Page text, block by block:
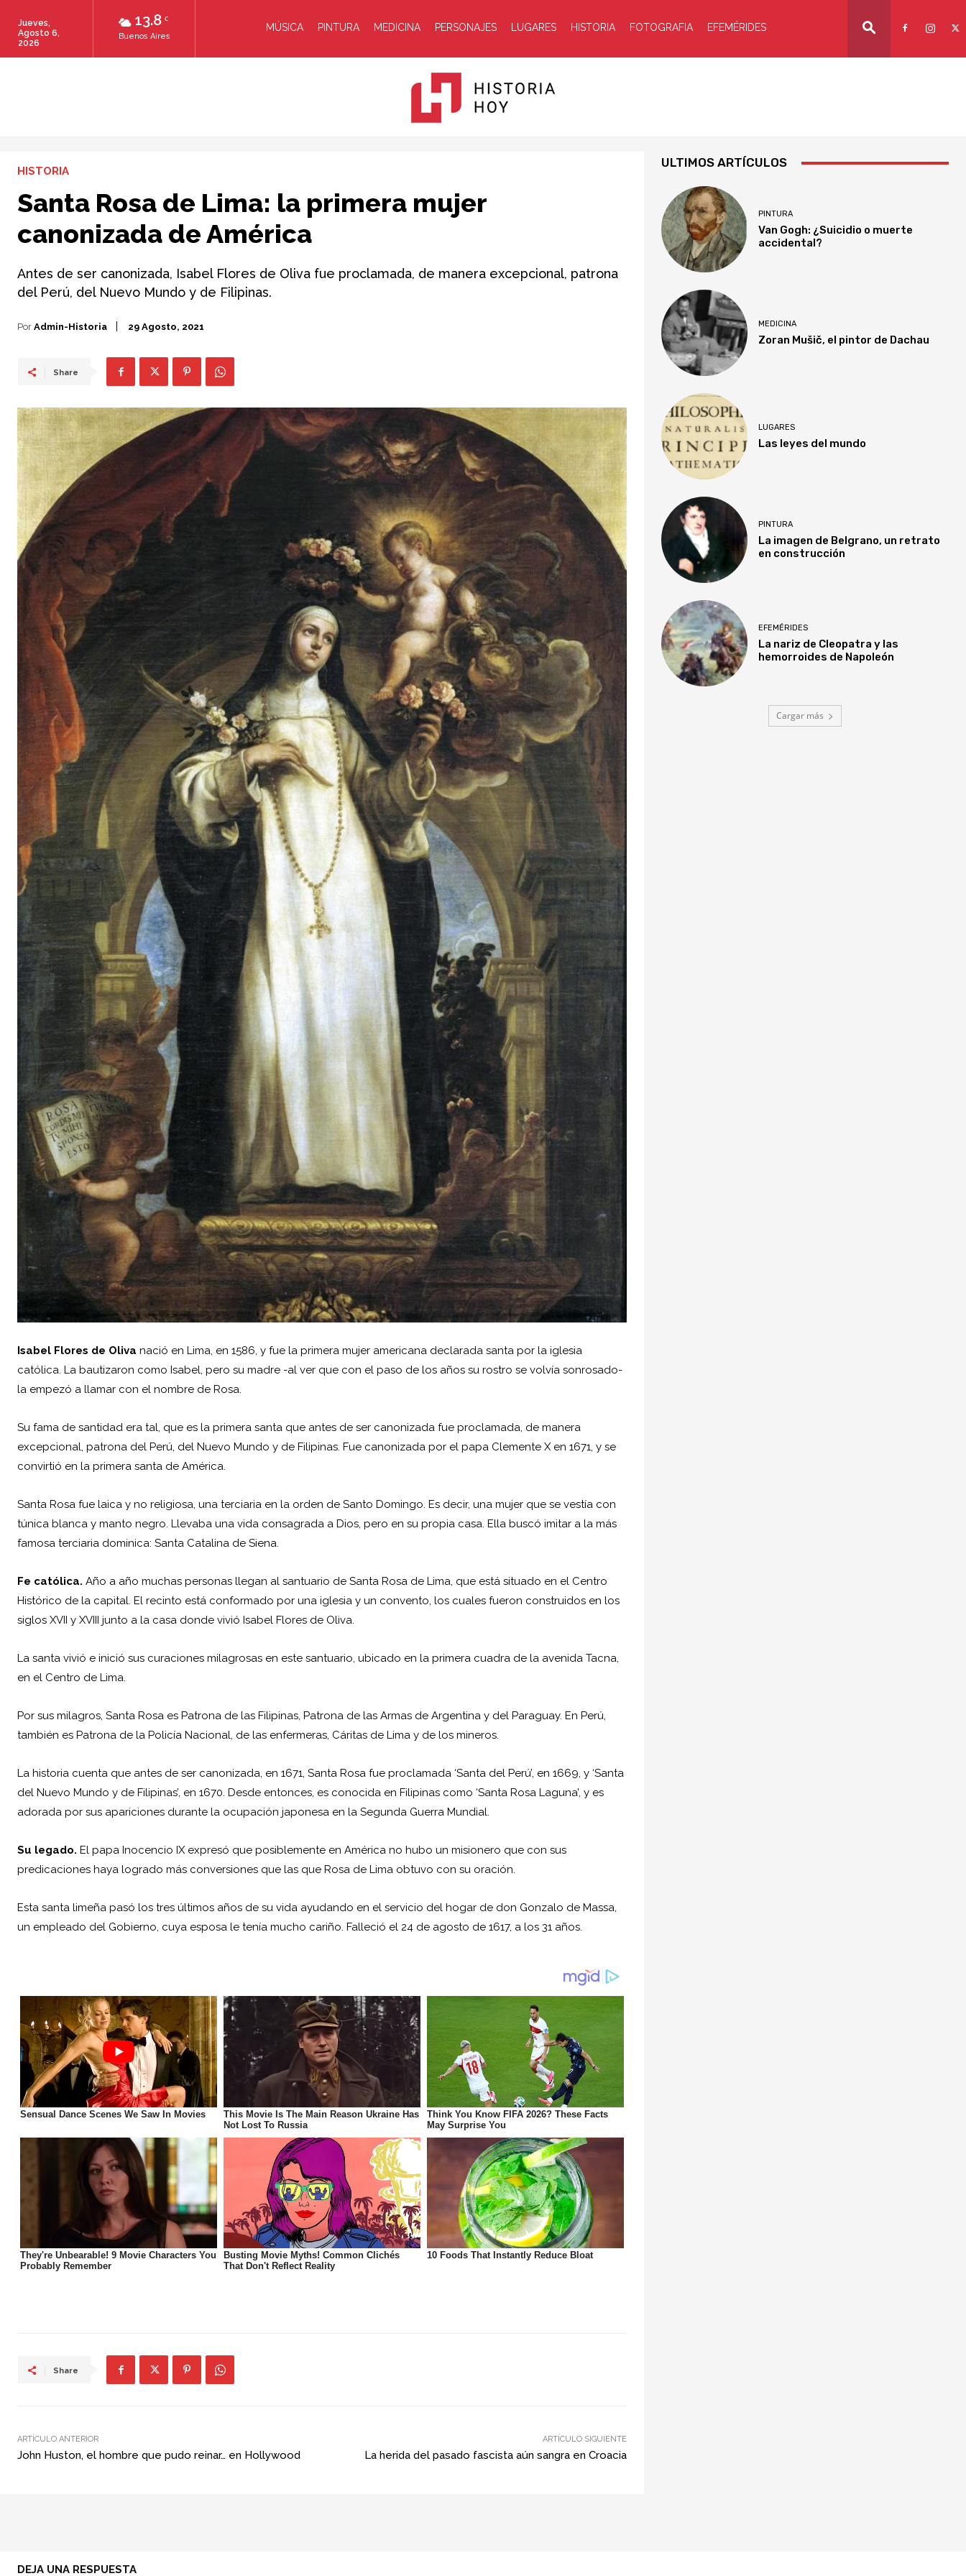
13.8 C
Buenos Aires
Jueves,
Agosto 6,
2026
MÚSICA PINTURA MEDICINA PERSONAJES LUGARES HISTORIA FOTOGRAFIA EFEMÉRIDES
HISTORIA
Santa Rosa de Lima: la primera mujer
canonizada de América
Antes de ser canonizada, Isabel Flores de Oliva fue proclamada, de manera excepcional, patrona
del Perú, del Nuevo Mundo y de Filipinas.
Por Admin-Historia 29 Agosto, 2021
Share
Isabel Flores de Oliva nació en Lima, en 1586, y fue la primera mujer americana declarada santa por la iglesia
católica. La bautizaron como Isabel, pero su madre -al ver que con el paso de los años su rostro se volvía sonrosado-
la empezó a llamar con el nombre de Rosa.
Su fama de santidad era tal, que es la primera santa que antes de ser canonizada fue proclamada, de manera
excepcional, patrona del Perú, del Nuevo Mundo y de Filipinas. Fue canonizada por el papa Clemente X en 1671, y se
convirtió en la primera santa de América.
Santa Rosa fue laica y no religiosa, una terciaria en la orden de Santo Domingo. Es decir, una mujer que se vestía con
túnica blanca y manto negro. Llevaba una vida consagrada a Dios, pero en su propia casa. Ella buscó imitar a la más
famosa terciaria dominica: Santa Catalina de Siena.
Fe católica. Año a año muchas personas llegan al santuario de Santa Rosa de Lima, que está situado en el Centro
Histórico de la capital. El recinto está conformado por una iglesia y un convento, los cuales fueron construidos en los
siglos XVII y XVIII junto a la casa donde vivió Isabel Flores de Oliva.
La santa vivió e inició sus curaciones milagrosas en este santuario, ubicado en la primera cuadra de la avenida Tacna,
en el Centro de Lima.
Por sus milagros, Santa Rosa es Patrona de las Filipinas, Patrona de las Armas de Argentina y del Paraguay. En Perú,
también es Patrona de la Policía Nacional, de las enfermeras, Cáritas de Lima y de los mineros.
La historia cuenta que antes de ser canonizada, en 1671, Santa Rosa fue proclamada ‘Santa del Perú’, en 1669, y ‘Santa
del Nuevo Mundo y de Filipinas’, en 1670. Desde entonces, es conocida en Filipinas como ‘Santa Rosa Laguna’, y es
adorada por sus apariciones durante la ocupación japonesa en la Segunda Guerra Mundial.
Su legado. El papa Inocencio IX expresó que posiblemente en América no hubo un misionero que con sus
predicaciones haya logrado más conversiones que las que Rosa de Lima obtuvo con su oración.
Esta santa limeña pasó los tres últimos años de su vida ayudando en el servicio del hogar de don Gonzalo de Massa,
un empleado del Gobierno, cuya esposa le tenía mucho cariño. Falleció el 24 de agosto de 1617, a los 31 años.
Share
ARTÍCULO ANTERIOR
John Huston, el hombre que pudo reinar… en Hollywood
ARTÍCULO SIGUIENTE
La herida del pasado fascista aún sangra en Croacia
ULTIMOS ARTÍCULOS
PINTURA
Van Gogh: ¿Suicidio o muerte
accidental?
MEDICINA
Zoran Mušič, el pintor de Dachau
LUGARES
Las leyes del mundo
PINTURA
La imagen de Belgrano, un retrato
en construcción
EFEMÉRIDES
La nariz de Cleopatra y las
hemorroides de Napoleón
Cargar más
DEJA UNA RESPUESTA